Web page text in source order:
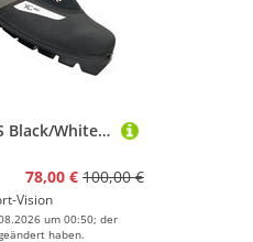
Fischer XC Pro WS Black/White/Grey
78,00 € 100,00 €
Vision
um 00:50; der
haben.